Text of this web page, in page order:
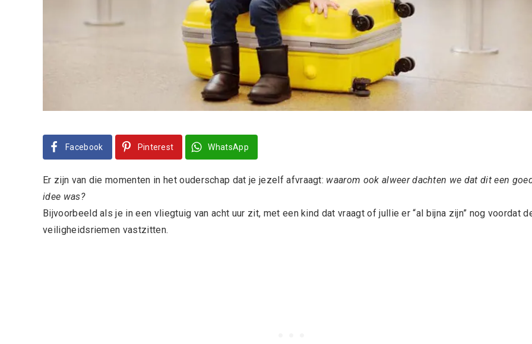
Facebook Pinterest WhatsApp
Er zijn van die momenten in het ouderschap dat je jezelf afvraagt: waarom ook alweer dachten we dat dit een
idee was?
Bijvoorbeeld als je in een vliegtuig van acht uur zit, met een kind dat vraagt of jullie er “al bijna zijn” nog voordat
veiligheidsriemen vastzitten.